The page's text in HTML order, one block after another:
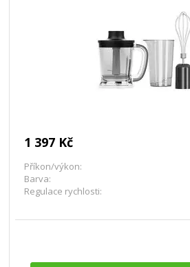
1 397 Kč
Příkon/výkon:
Barva:
Regulace rychlosti: